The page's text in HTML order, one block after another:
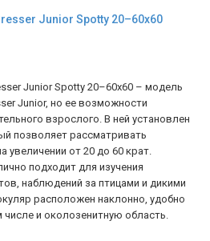
Junior Spotty 20–60x60
Junior Spotty 20–60x60 – модель
Junior, но ее возможности
взрослого. В ней установлен
позволяет рассматривать
увеличении от 20 до 60 крат.
подходит для изучения
наблюдений за птицами и дикими
расположен наклонно, удобно
и околозенитную область.